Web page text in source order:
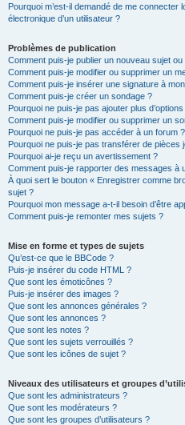
Pourquoi m’est-il demandé de me
électronique d’un utilisateur ?
Problèmes de publication
Comment puis-je publier un nouveau sujet
Comment puis-je modifier ou supprimer un
Comment puis-je insérer une signature à
Comment puis-je créer un sondage ?
Pourquoi ne puis-je pas ajouter plus
Comment puis-je modifier ou supprimer un
Pourquoi ne puis-je pas accéder à un forum ?
Pourquoi ne puis-je pas transférer de pièces
Pourquoi ai-je reçu un avertissement ?
Comment puis-je rapporter des messages à
À quoi sert le bouton « Enregistrer comme
sujet ?
Pourquoi mon message a-t-il besoin d’être
Comment puis-je remonter mes sujets ?
Mise en forme et types de sujets
Qu’est-ce que le BBCode ?
Puis-je insérer du code HTML ?
Que sont les émoticônes ?
Puis-je insérer des images ?
Que sont les annonces générales ?
Que sont les annonces ?
Que sont les notes ?
Que sont les sujets verrouillés ?
Que sont les icônes de sujet ?
Niveaux des utilisateurs et groupes
Que sont les administrateurs ?
Que sont les modérateurs ?
Que sont les groupes d’utilisateurs ?